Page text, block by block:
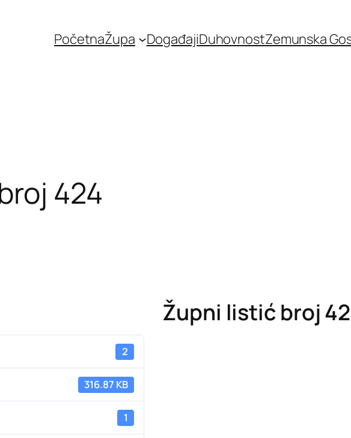
PočetnaŽupa DogađajiDuhovnostZemunska
424
2
316.87 KB
1
Župni listić broj